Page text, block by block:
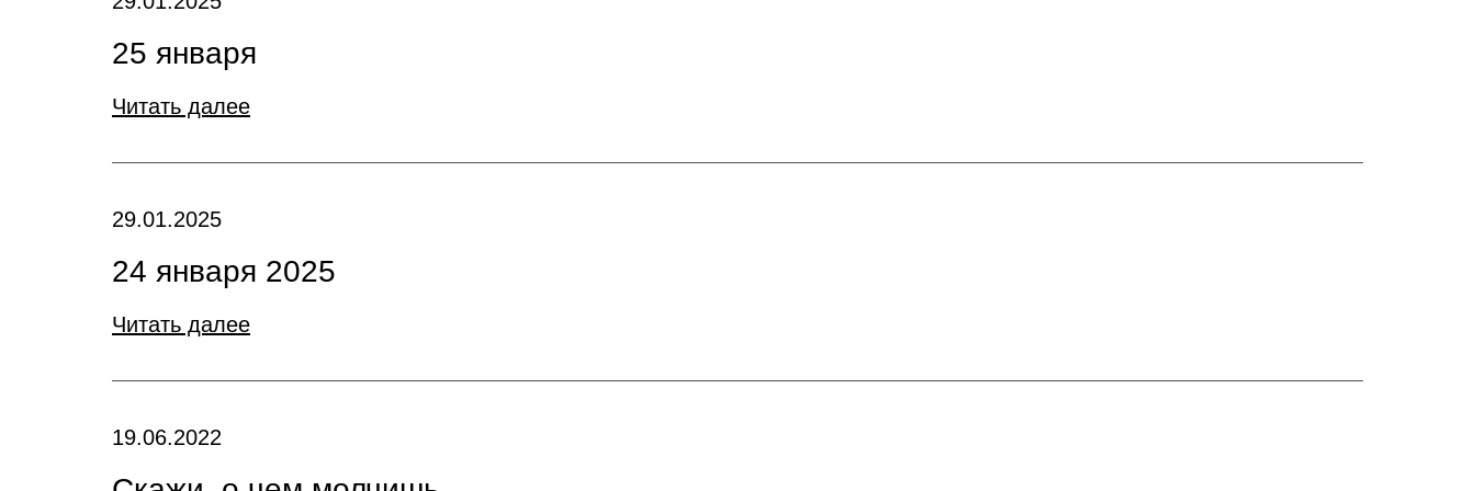
25 января
Читать далее
29.01.2025
24 января 2025
Читать далее
19.06.2022